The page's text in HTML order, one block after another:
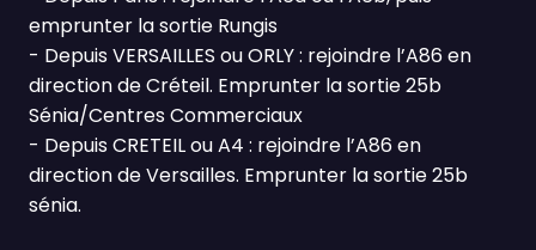
emprunter la sortie Rungis
- Depuis VERSAILLES ou ORLY : rejoindre l’A86 en
direction de Créteil. Emprunter la sortie 25b
Sénia/Centres Commerciaux
- Depuis CRETEIL ou A4 : rejoindre l’A86 en
direction de Versailles. Emprunter la sortie 25b
sénia.